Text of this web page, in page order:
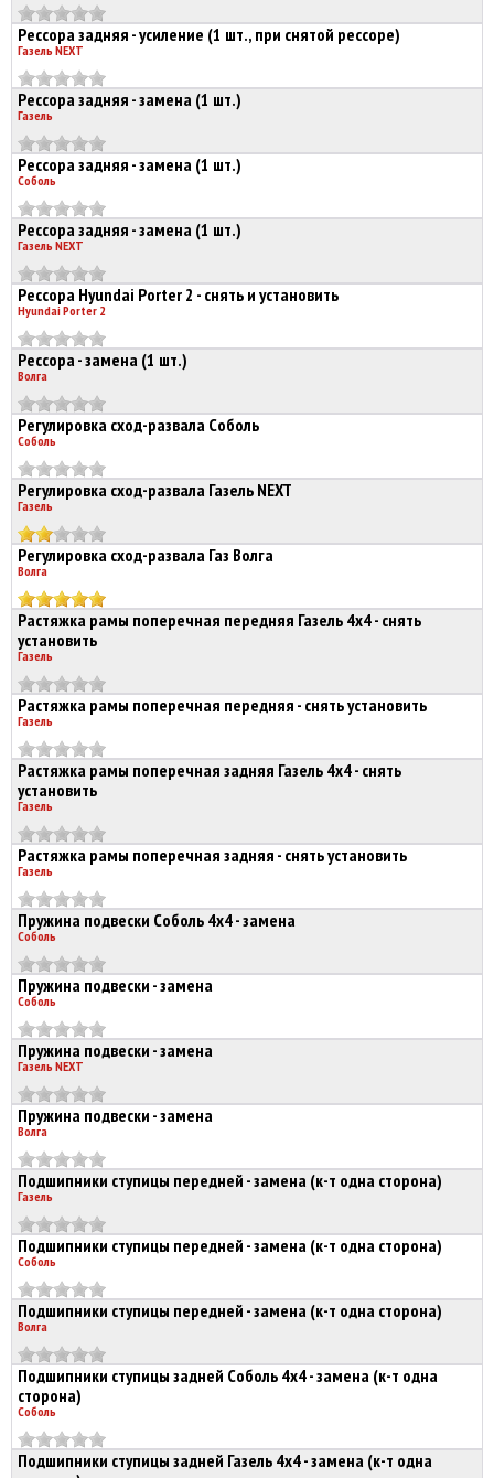
Рессора задняя - усиление (1 шт., при снятой рессоре)
Газель NEXT
Рессора задняя - замена (1 шт.)
Газель
Рессора задняя - замена (1 шт.)
Соболь
Рессора задняя - замена (1 шт.)
Газель NEXT
Рессора Hyundai Porter 2 - снять и установить
Hyundai Porter 2
Рессора - замена (1 шт.)
Волга
Регулировка сход-развала Соболь
Соболь
Регулировка сход-развала Газель NEXT
Газель
Регулировка сход-развала Газ Волга
Волга
Растяжка рамы поперечная передняя Газель 4х4 - снять
установить
Газель
Растяжка рамы поперечная передняя - снять установить
Газель
Растяжка рамы поперечная задняя Газель 4х4 - снять
установить
Газель
Растяжка рамы поперечная задняя - снять установить
Газель
Пружина подвески Соболь 4х4 - замена
Соболь
Пружина подвески - замена
Соболь
Пружина подвески - замена
Газель NEXT
Пружина подвески - замена
Волга
Подшипники ступицы передней - замена (к-т одна сторона)
Газель
Подшипники ступицы передней - замена (к-т одна сторона)
Соболь
Подшипники ступицы передней - замена (к-т одна сторона)
Волга
Подшипники ступицы задней Соболь 4х4 - замена (к-т одна
сторона)
Соболь
Подшипники ступицы задней Газель 4х4 - замена (к-т одна